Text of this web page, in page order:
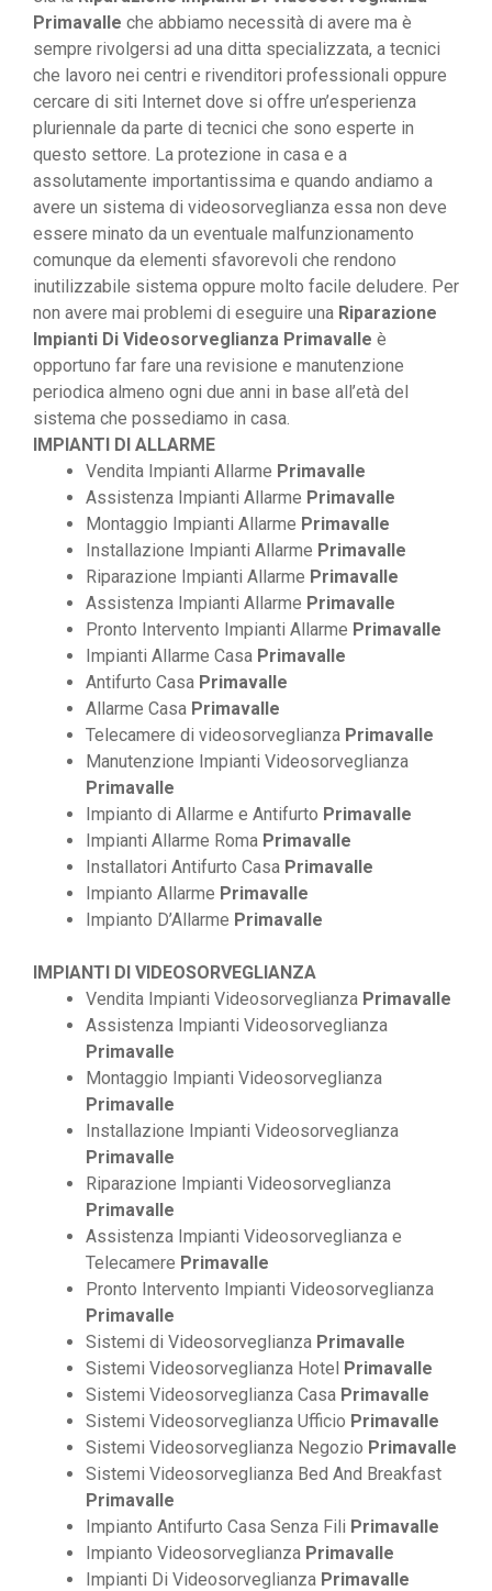
Primavalle che abbiamo necessità di avere ma è
sempre rivolgersi ad una ditta specializzata, a tecnici
che lavoro nei centri e rivenditori professionali oppure
cercare di siti Internet dove si offre un’esperienza
pluriennale da parte di tecnici che sono esperte in
questo settore. La protezione in casa e a
assolutamente importantissima e quando andiamo a
avere un sistema di videosorveglianza essa non deve
essere minato da un eventuale malfunzionamento
comunque da elementi sfavorevoli che rendono
inutilizzabile sistema oppure molto facile deludere. Per
non avere mai problemi di eseguire una Riparazione
Impianti Di Videosorveglianza Primavalle è
opportuno far fare una revisione e manutenzione
periodica almeno ogni due anni in base all’età del
sistema che possediamo in casa.
IMPIANTI DI ALLARME
Vendita Impianti Allarme Primavalle
Assistenza Impianti Allarme Primavalle
Montaggio Impianti Allarme Primavalle
Installazione Impianti Allarme Primavalle
Riparazione Impianti Allarme Primavalle
Assistenza Impianti Allarme Primavalle
Pronto Intervento Impianti Allarme Primavalle
Impianti Allarme Casa Primavalle
Antifurto Casa Primavalle
Allarme Casa Primavalle
Telecamere di videosorveglianza Primavalle
Manutenzione Impianti Videosorveglianza
Primavalle
Impianto di Allarme e Antifurto Primavalle
Impianti Allarme Roma Primavalle
Installatori Antifurto Casa Primavalle
Impianto Allarme Primavalle
Impianto D’Allarme Primavalle
IMPIANTI DI VIDEOSORVEGLIANZA
Vendita Impianti Videosorveglianza Primavalle
Assistenza Impianti Videosorveglianza
Primavalle
Montaggio Impianti Videosorveglianza
Primavalle
Installazione Impianti Videosorveglianza
Primavalle
Riparazione Impianti Videosorveglianza
Primavalle
Assistenza Impianti Videosorveglianza e
Telecamere Primavalle
Pronto Intervento Impianti Videosorveglianza
Primavalle
Sistemi di Videosorveglianza Primavalle
Sistemi Videosorveglianza Hotel Primavalle
Sistemi Videosorveglianza Casa Primavalle
Sistemi Videosorveglianza Ufficio Primavalle
Sistemi Videosorveglianza Negozio Primavalle
Sistemi Videosorveglianza Bed And Breakfast
Primavalle
Impianto Antifurto Casa Senza Fili Primavalle
Impianto Videosorveglianza Primavalle
Impianti Di Videosorveglianza Primavalle